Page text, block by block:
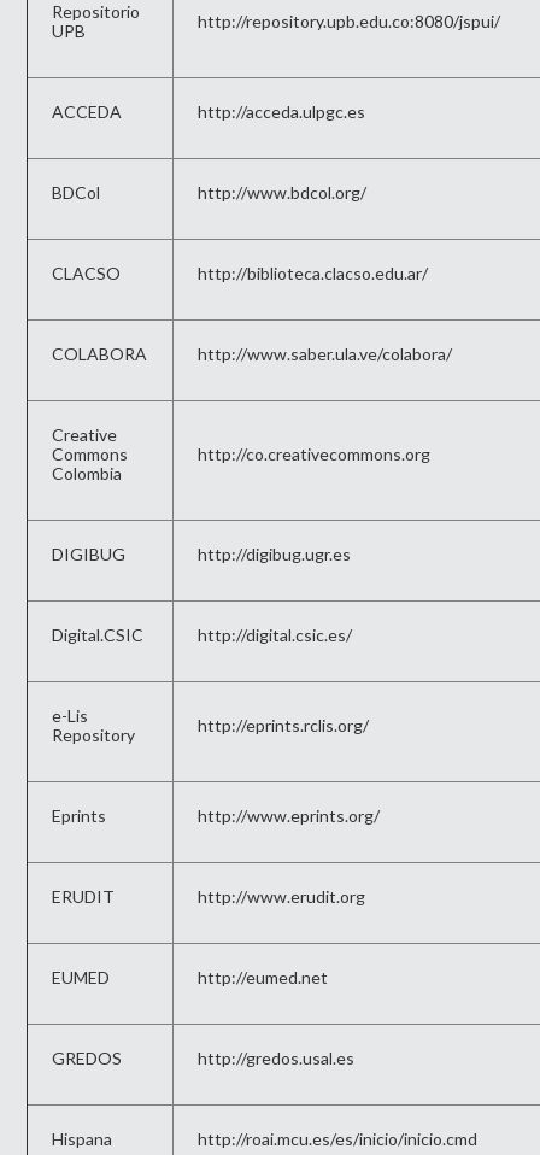
Repositorio
UPB
http://repository.upb.edu.co:8080/jspui/
ACCEDA http://acceda.ulpgc.es
BDCol http://www.bdcol.org/
CLACSO http://biblioteca.clacso.edu.ar/
COLABORA http://www.saber.ula.ve/colabora/
Creative
Commons
Colombia
http://co.creativecommons.org
DIGIBUG http://digibug.ugr.es
Digital.CSIC http://digital.csic.es/
e-Lis
Repository
http://eprints.rclis.org/
Eprints http://www.eprints.org/
ERUDIT http://www.erudit.org
EUMED http://eumed.net
GREDOS http://gredos.usal.es
Hispana http://roai.mcu.es/es/inicio/inicio.cmd